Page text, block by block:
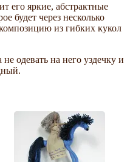
его яркие, абстрактные
будет через несколько
из гибких кукол
одевать на него уздечку и